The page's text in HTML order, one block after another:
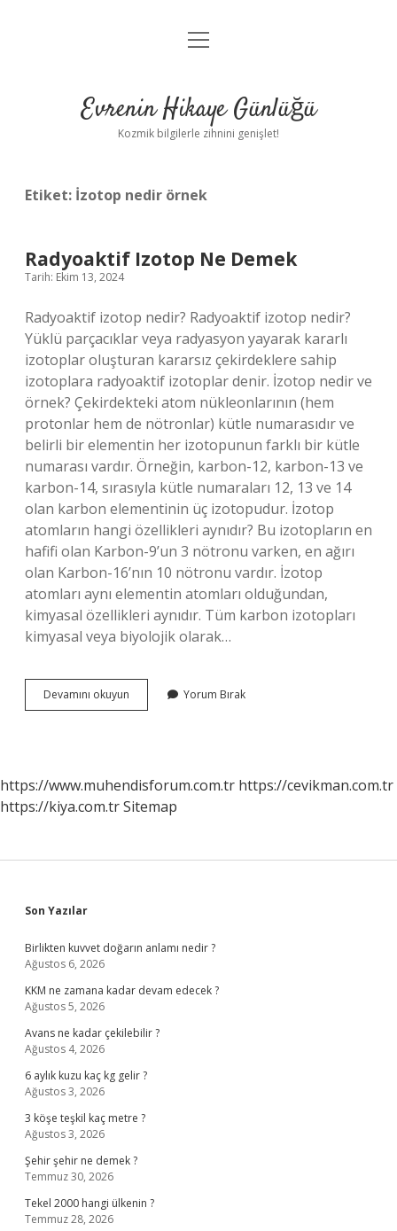
Anasayfa
Yasal Uyarı
menüyü
Evrenin Hikaye Günlüğü
Kozmik bilgilerle zihnini genişlet!
Etiket: İzotop nedir örnek
Radyoaktif Izotop Ne Demek
Tarih: Ekim 13, 2024
Radyoaktif izotop nedir? Radyoaktif izotop nedir?
Yüklü parçacıklar veya radyasyon yayarak kararlı
izotoplar oluşturan kararsız çekirdeklere sahip
izotoplara radyoaktif izotoplar denir. İzotop nedir ve
örnek? Çekirdekteki atom nükleonlarının (hem
protonlar hem de nötronlar) kütle numarasıdır ve
belirli bir elementin her izotopunun farklı bir kütle
numarası vardır. Örneğin, karbon-12, karbon-13 ve
karbon-14, sırasıyla kütle numaraları 12, 13 ve 14
olan karbon elementinin üç izotopudur. İzotop
atomların hangi özellikleri aynıdır? Bu izotopların en
hafifi olan Karbon-9’un 3 nötronu varken, en ağırı
olan Karbon-16’nın 10 nötronu vardır. İzotop
atomları aynı elementin atomları olduğundan,
kimyasal özellikleri aynıdır. Tüm karbon izotopları
kimyasal veya biyolojik olarak…
Devamını okuyun Radyoaktif
Izotop
Yorum Bırak
https://www.muhendisforum.com.tr https://cevikman.com.tr
https://kiya.com.trSitemap
Sidebar
Son Yazılar
Birlikten kuvvet doğarın anlamı nedir ?
Ağustos 6, 2026
KKM ne zamana kadar devam edecek ?
Ağustos 5, 2026
Avans ne kadar çekilebilir ?
Ağustos 4, 2026
6 aylık kuzu kaç kg gelir ?
Ağustos 3, 2026
3 köşe teşkil kaç metre ?
Ağustos 3, 2026
Şehir şehir ne demek ?
Temmuz 30, 2026
Tekel 2000 hangi ülkenin ?
Temmuz 28, 2026